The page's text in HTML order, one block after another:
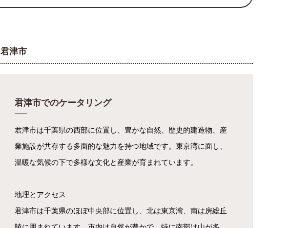
君津市
君津市でのケータリング
君津市は千葉県の西部に位置し、豊かな自然、歴史的建造物、産
業施設が共存する多面的な魅力を持つ地域です。東京湾に面し、
温暖な気候の下で多様な文化と産業が育まれています。
地理とアクセス
君津市は千葉県のほぼ中央部に位置し、北は東京湾、南は房総丘